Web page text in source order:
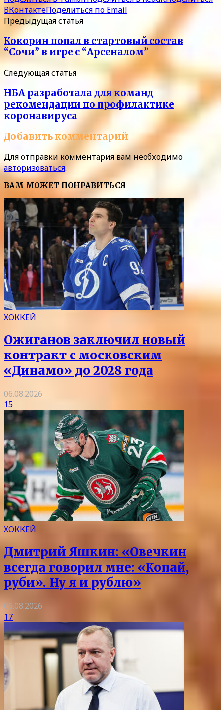
ВКонтактеПоделиться по Email
Предыдущая статья
Кокорин попал в стартовый состав
“Сочи” в игре с “Арсеналом”
Следующая статья
НБА разработала для команд
рекомендации по профилактике
коронавируса
Добавить комментарий
Для отправки комментария вам необходимо
авторизоваться.
ВАМ МОЖЕТ ПОНРАВИТЬСЯ
ХОККЕЙ
Ожиганов заключил новый
контракт с московским
«Динамо» до 2028 года
06.08.2026
15
ХОККЕЙ
Дмитрий Яшкин: «Овечкин
всегда говорил мне: «Копай,
руби». Ну я и рублю»
06.08.2026
17